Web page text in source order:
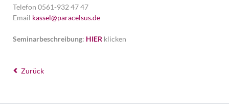
Telefon 0561-932 47 47
Email kassel@paracelsus.de
Seminarbeschreibung: HIER klicken
Zurück